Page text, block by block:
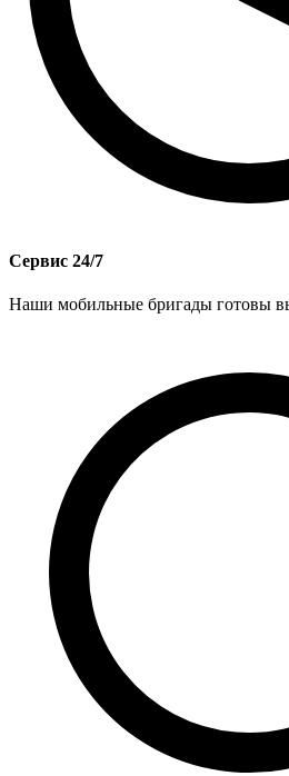
Сервис 24/7
Наши мобильные бригады готовы